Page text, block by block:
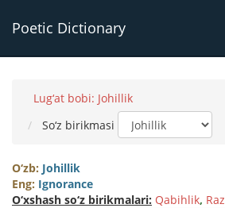
Poetic Dictionary
Lug‘at bobi: Johillik
So‘z birikmasi
O‘zb: Johillik
Eng: Ignorance
O‘xshash so‘z birikmalari: Qabihlik,